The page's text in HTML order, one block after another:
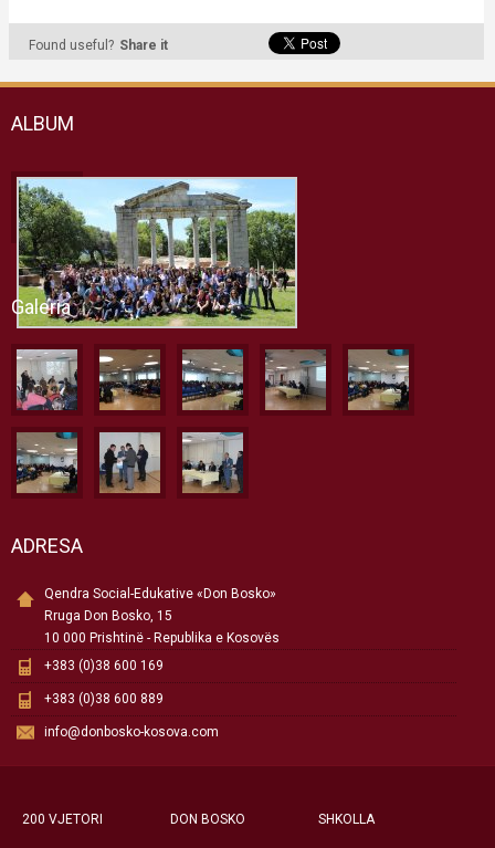
Found useful? Share it
ALBUM
Galeria
ADRESA
Qendra Social-Edukative «Don Bosko»
Rruga Don Bosko, 15
10 000 Prishtinë - Republika e Kosovës
+383 (0)38 600 169
+383 (0)38 600 889
info@donbosko-kosova.com
200 VJETORI DON BOSKO SHKOLLA